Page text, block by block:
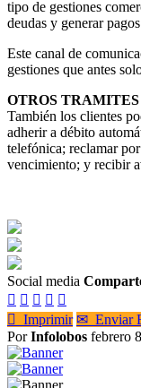
tipo de gestiones
deudas y generar
Este canal de
gestiones que antes
OTROS
También los clientes
adherir a débito
telefónica; reclamar
vencimiento; y recibir
Social media
    
 Imprimir ✉ Enviar
PorInfolobos febrero